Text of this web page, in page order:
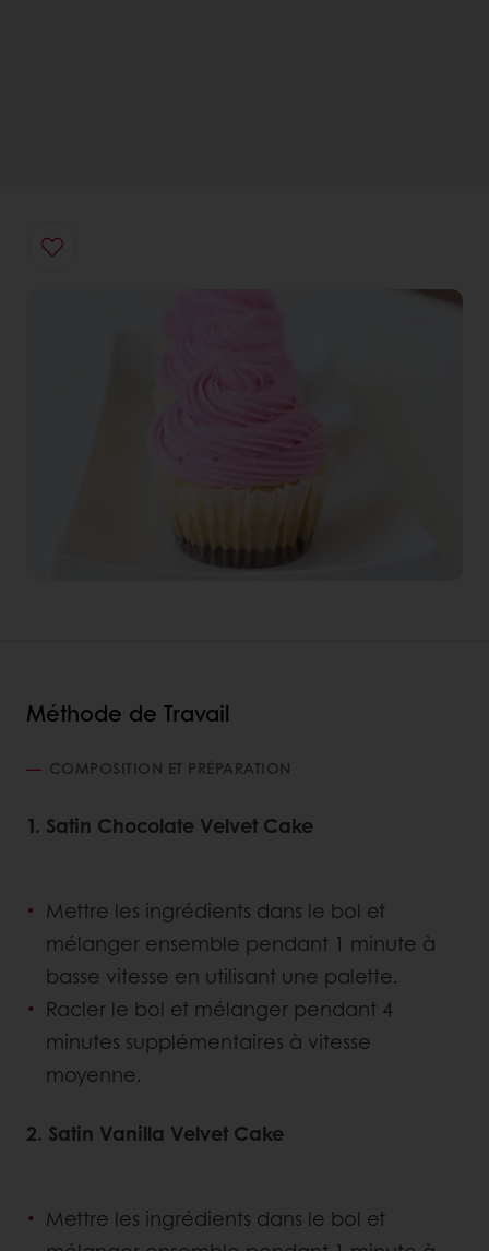
Méthode de Travail
COMPOSITION ET PRÉPARATION
1. Satin Chocolate Velvet Cake
Mettre les ingrédients dans le bol et
mélanger ensemble pendant 1 minute à
basse vitesse en utilisant une palette.
Racler le bol et mélanger pendant 4
minutes supplémentaires à vitesse
moyenne.
2. Satin Vanilla Velvet Cake
Mettre les ingrédients dans le bol et